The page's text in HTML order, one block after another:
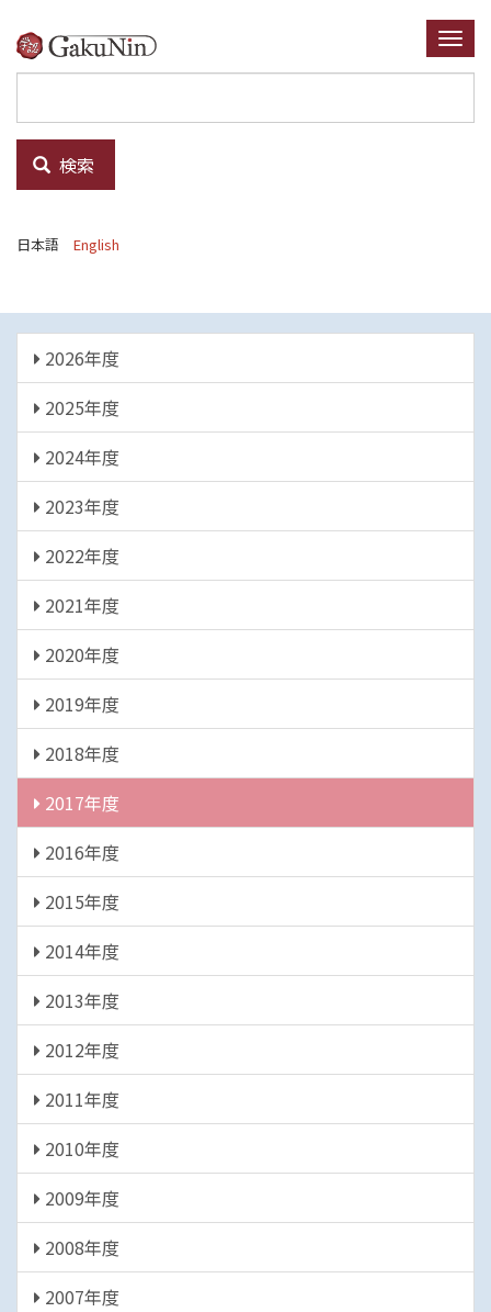
イ
ン
ン
テ
ツ
検索
日本語 English
年
度
2026年度
2025年度
2024年度
2023年度
2022年度
2021年度
2020年度
2019年度
2018年度
2017年度
2016年度
2015年度
2014年度
2013年度
2012年度
2011年度
2010年度
2009年度
2008年度
2007年度